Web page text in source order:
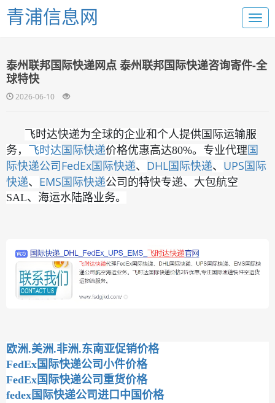
青浦信息网
泰州联邦国际快递网点 泰州联邦国际快递咨询寄件-全
球特快
2026-06-10
飞时达快递为全球的企业和个人提供国际运输服
务，
飞时达国际快递价格优惠高达80%。专业代理国
际快递公司FedEx国际快递、 DHL国际快递、 UPS国际
快递、 EMS国际快递公司的特快专递、大包航空
SAL、海运水陆路业务。
欧洲.美洲.非洲.东南亚促销价格
FedEx国际快递公司小件价格
FedEx国际快递公司重货价格
fedex国际快递公司进口中国价格